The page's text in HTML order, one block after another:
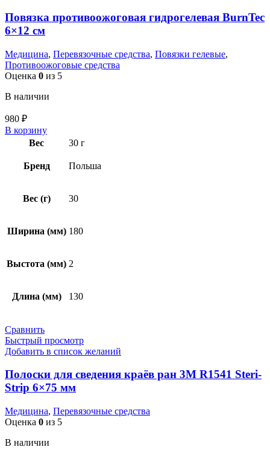
Повязка противоожоговая гидрогелевая BurnTec
6×12 см
Медицина, Перевязочные средства, Повязки гелевые,
Противоожоговые средства
Оценка 0 из 5
В наличии
980 ₽
В корзину
Вес
30 г
Бренд Польша
Вес (г) 30
Ширина (мм) 180
Выстота (мм) 2
Длина (мм) 130
Сравнить
Быстрый просмотр
Добавить в список желаний
Полоски для сведения краёв ран 3M R1541 Steri-
Strip 6×75 мм
Медицина, Перевязочные средства
Оценка 0 из 5
В наличии